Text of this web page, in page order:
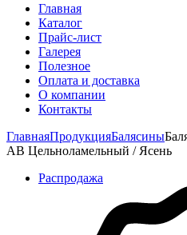
Главная
Каталог
Прайс-лист
Галерея
Полезное
Оплата и доставка
О компании
Контакты
ГлавнаяПродукцияБалясины
АВ Цельноламельный / Ясень
Распродажа